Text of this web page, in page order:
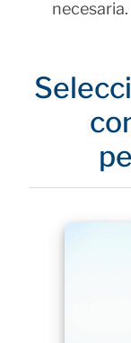
necesaria.